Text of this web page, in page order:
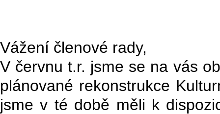
Vážení členové rady,
V červnu t.r. jsme se na vás
plánované rekonstrukce
jsme v té době měli k